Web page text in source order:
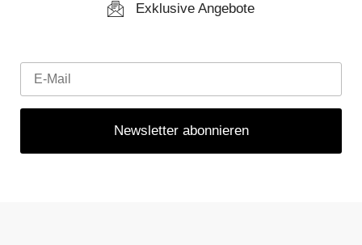
Exklusive Angebote